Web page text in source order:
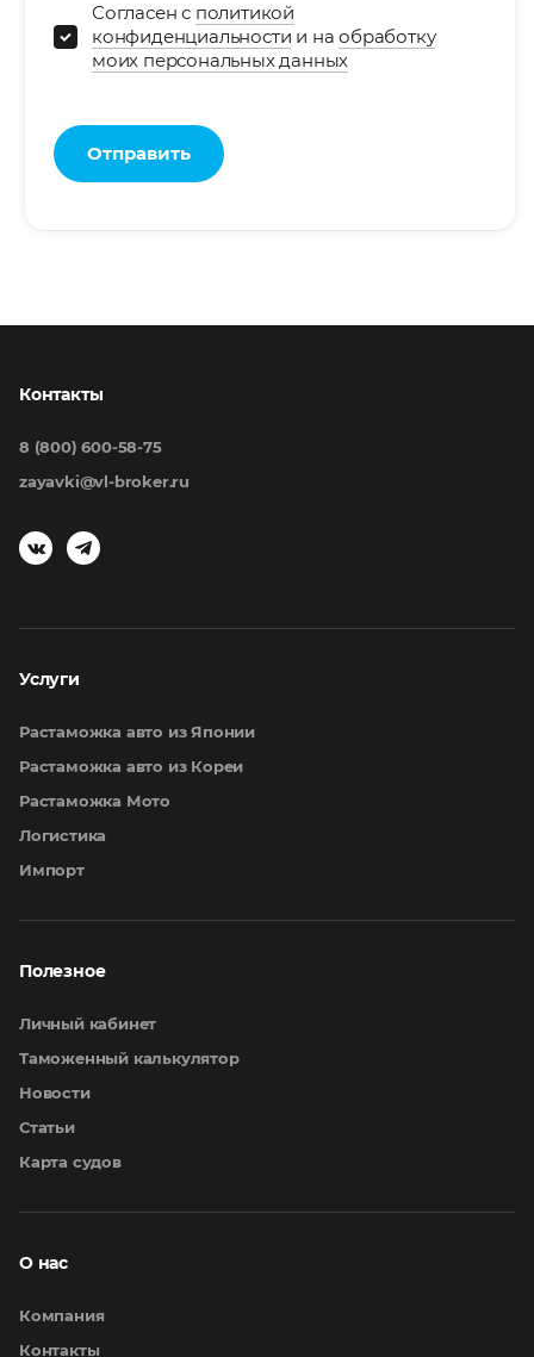
Согласен с политикой
конфиденциальности и наобработку
моих персональных данных
Отправить
Услуги
Растаможка авто из Японии
Растаможка авто из Кореи
Растаможка Мото
Логистика
Импорт
Полезное
Личный кабинет
Таможенный калькулятор
Новости
Статьи
Карта судов
О нас
Компания
Контакты
Контакты
8 (800) 600-58-75
zayavki@vl-broker.ru